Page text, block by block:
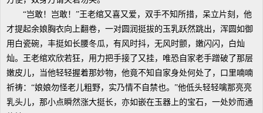
“岂敢！岂敢！”王老绾又喜又爱，双手不知所措，呆立片刻，他
才提起余娘胸衣向上翻卷，一对圆润挺拔的玉乳跃然跳出，浑圆如御
用白瓷碗，丰挺如长腰冬瓜，有风时抖，无风时颤，嫩闪闪，白灿
灿。王老绾欢欣若狂，用力把手接了又挂，唯恐自家老手蹭破了那层
嫩皮儿，当他轻轻握着那妙物，他竟不知自家身处何处了，口里喃喃
祈祷：“娘娘勿怪老儿粗野，实乃情不自禁也。”他低头轻轻噙那亮亮
乳头儿，那小点瞬然涨大挺长，亦如嵌在玉器上的宝石，一处妙而通